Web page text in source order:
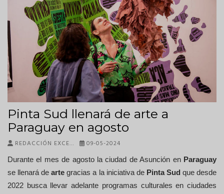
Pinta Sud llenará de arte a
Paraguay en agosto
REDACCIÓN EXCE… 09-05-2024
Durante el mes de agosto la ciudad deAsunción en Paraguay
se llenará dearte gracias a la iniciativa de Pinta Sud que desde
2022 busca llevar adelante programas culturales en ciudades